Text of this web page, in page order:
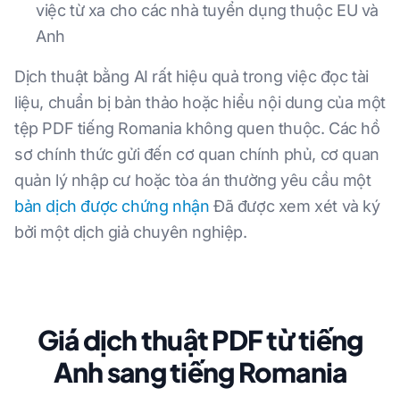
việc từ xa cho các nhà tuyển dụng thuộc EU và
Anh
Dịch thuật bằng AI rất hiệu quả trong việc đọc tài
liệu, chuẩn bị bản thảo hoặc hiểu nội dung của một
tệp PDF tiếng Romania không quen thuộc. Các hồ
sơ chính thức gửi đến cơ quan chính phủ, cơ quan
quản lý nhập cư hoặc tòa án thường yêu cầu một
bản dịch được chứng nhận Đã được xem xét và ký
bởi một dịch giả chuyên nghiệp.
Giá dịch thuật PDF từ tiếng
Anh sang tiếng Romania